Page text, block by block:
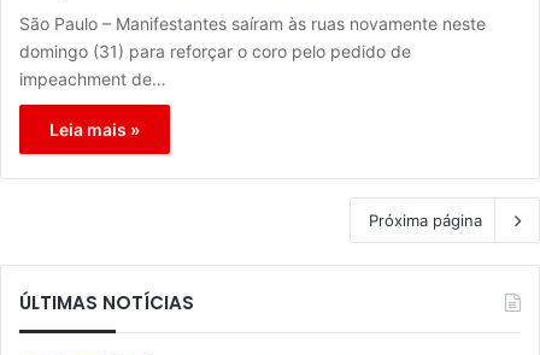
São Paulo – Manifestantes saíram às ruas novamente neste
domingo (31) para reforçar o coro pelo pedido de
impeachment de…
Leia mais »
Próxima página
ÚLTIMAS NOTÍCIAS